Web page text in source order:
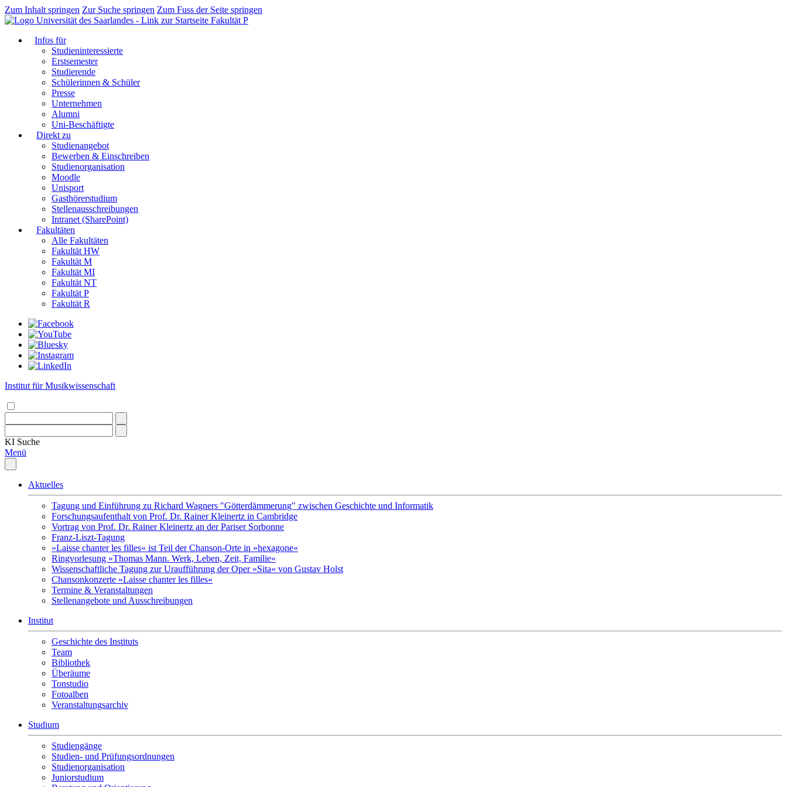
Zum Inhalt springen Zur Suche springen Zum Fuss der Seite springen
Fakultät P
Infos für
Studieninteressierte
Erstsemester
Studierende
Schülerinnen & Schüler
Presse
Unternehmen
Alumni
Uni-Beschäftigte
Direkt zu
Studienangebot
Bewerben & Einschreiben
Studienorganisation
Moodle
Unisport
Gasthörerstudium
Stellenausschreibungen
Intranet (SharePoint)
Fakultäten
Alle Fakultäten
Fakultät HW
Fakultät M
Fakultät MI
Fakultät NT
Fakultät P
Fakultät R
Institut für Musikwissenschaft
KI Suche
Menü
Aktuelles
Tagung und Einführung zu Richard Wagners "Götterdämmerung" zwischen Geschichte und Informatik
Forschungsaufenthalt von Prof. Dr. Rainer Kleinertz in Cambridge
Vortrag von Prof. Dr. Rainer Kleinertz an der Pariser Sorbonne
Franz-Liszt-Tagung
»Laisse chanter les filles« ist Teil der Chanson-Orte in »hexagone«
Ringvorlesung »Thomas Mann. Werk, Leben, Zeit, Familie«
Wissenschaftliche Tagung zur Uraufführung der Oper »Sita« von Gustav Holst
Chansonkonzerte »Laisse chanter les filles«
Termine & Veranstaltungen
Stellenangebote und Ausschreibungen
Institut
Geschichte des Instituts
Team
Bibliothek
Überäume
Tonstudio
Fotoalben
Veranstaltungsarchiv
Studium
Studiengänge
Studien- und Prüfungsordnungen
Studienorganisation
Juniorstudium